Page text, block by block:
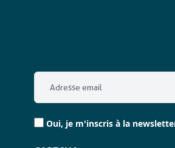
Email
Consent
Oui, je m'inscris à la